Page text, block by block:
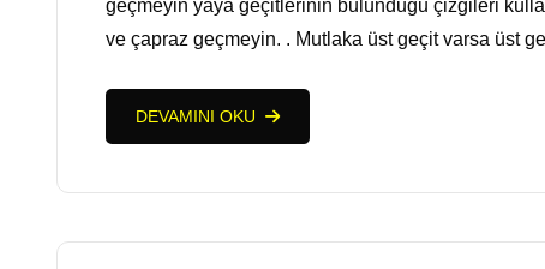
geçmeyin yaya geçitlerinin bulunduğu çizgileri
ve çapraz geçmeyin. . Mutlaka üst geçit varsa üst
DEVAMINI OKU